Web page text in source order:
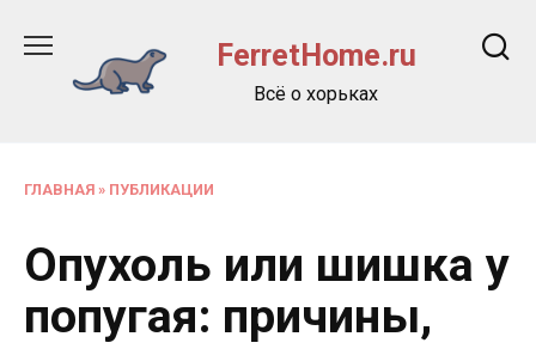
содержанию
FerretHome.ru
Всё о хорьках
ГЛАВНАЯ » ПУБЛИКАЦИИ
Опухоль или шишка у
попугая: причины,